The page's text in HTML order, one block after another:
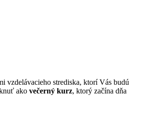
vzdelávacieho strediska, ktorí Vás budú
ako večerný kurz, ktorý začína dňa